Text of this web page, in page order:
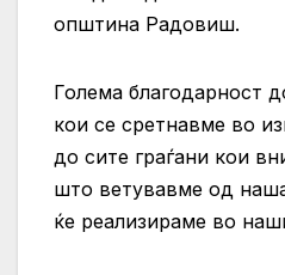
општина Радовиш.
Голема благодарност
кои се сретнавме во
до сите граѓани кои
што ветувавме од
ќе реализираме во